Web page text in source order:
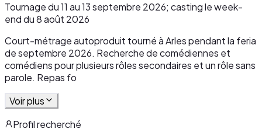
Tournage du 11 au 13 septembre 2026; casting le week-
end du 8 août 2026
Court-métrage autoproduit tourné à Arles pendant la feria
de septembre 2026. Recherche de comédiennes et
comédiens pour plusieurs rôles secondaires et un rôle sans
parole. Repas fo
Voir plus
Profil recherché